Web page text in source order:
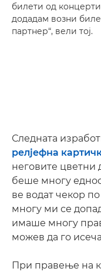
билети од
додадам возни
партнер“, вели тој.
Следната
релјефна
неговите цветни
беше многу
ве водат чекор по
многу ми се
имаше многу
можев да го
При правење на